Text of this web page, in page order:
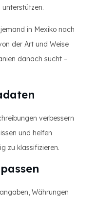
in Mexiko nach
der Art und Weise
danach sucht –
verbessern
und helfen
zu klassifizieren.
Währungen